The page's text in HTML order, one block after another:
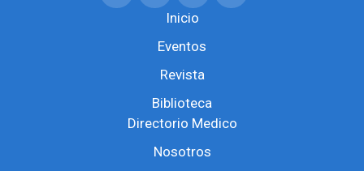
Inicio
Eventos
Revista
Biblioteca
Directorio Medico
Nosotros